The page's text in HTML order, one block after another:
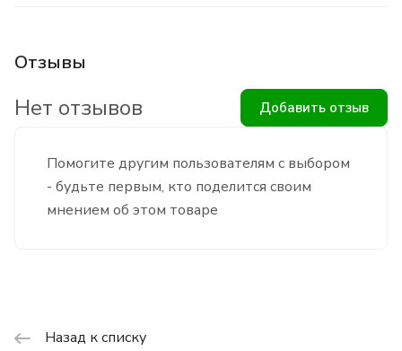
Отзывы
Помогите другим пользователям с выбором
- будьте первым, кто поделится своим
мнением об этом товаре
Нет отзывов Добавить отзыв
Назад к списку